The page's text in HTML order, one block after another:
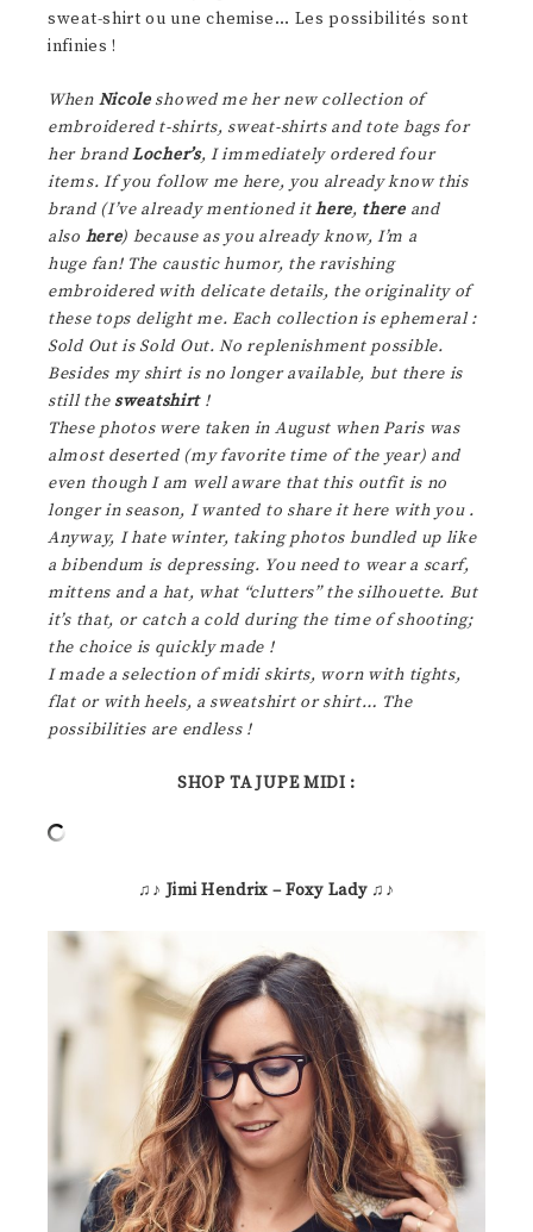
sweat-shirt ou une chemise… Les possibilités sont
infinies !
When Nicoleshowed me her new collection of
embroidered t-shirts, sweat-shirts and tote bags for
her brandLocher’s, I immediately ordered four
items. If you follow me here, you already know this
brand (I’ve already mentioned ithere, thereand
also here) because as you already know, I’m a
huge fan! The caustic humor, the ravishing
embroidered with delicate details, the originality of
these tops delight me. Each collection is ephemeral :
Sold Out is Sold Out. No replenishment possible.
Besides my shirt is no longer available, but there is
still the sweatshirt!
These photos were taken in August when Paris was
almost deserted (my favorite time of the year) and
even though I am well aware that this outfit is no
longer in season, I wanted to share it here with you .
Anyway, I hate winter, taking photos bundled up like
a bibendum is depressing. You need to wear a scarf,
mittens and a hat, what “clutters” the silhouette. But
it’s that, or catch a cold during the time of shooting;
the choice is quickly made !
I made a selection of midi skirts, worn with tights,
flat or with heels, a sweatshirt or shirt… The
possibilities are endless !
SHOP TA JUPE MIDI :
♫♪ Jimi Hendrix – Foxy Lady♫♪